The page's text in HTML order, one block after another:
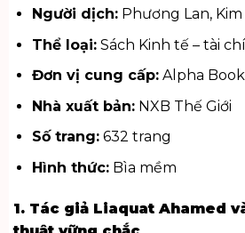
Người dịch:Phương Lan,
Thể loại:Sách Kinh tế – tài
Đơn vị cung cấp:Alpha
Nhà xuất bản:NXB Thế Giới
Số trang:632 trang
Hình thức:Bìa mềm
1. Tác giả Liaquat Ahamed